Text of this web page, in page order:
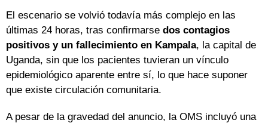
El escenario se volvió todavía más complejo en las
últimas 24 horas, tras confirmarse dos contagios
positivos y un fallecimiento en Kampala, la capital de
Uganda, sin que los pacientes tuvieran un vínculo
epidemiológico aparente entre sí, lo que hace suponer
que existe circulación comunitaria.
A pesar de la gravedad del anuncio, la OMS incluyó una